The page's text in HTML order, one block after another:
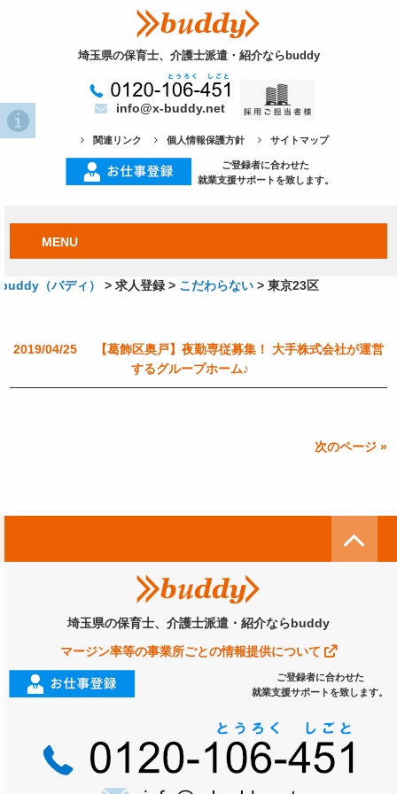
埼玉県の保育士、介護士派遣・紹介ならbuddy
info@x-buddy.net
関連リンク 個人情報保護方針 サイトマップ
ご登録者に合わせた
就業支援サポートを致します。
MENU
buddy（バディ） > 求人登録 > こだわらない > 東京23区
2019/04/25
【葛飾区奥戸】夜勤専従募集！ 大手株式会社が運営
するグループホーム♪
次のページ »
埼玉県の保育士、介護士派遣・紹介ならbuddy
マージン率等の事業所ごとの情報提供について
ご登録者に合わせた
就業支援サポートを致します。